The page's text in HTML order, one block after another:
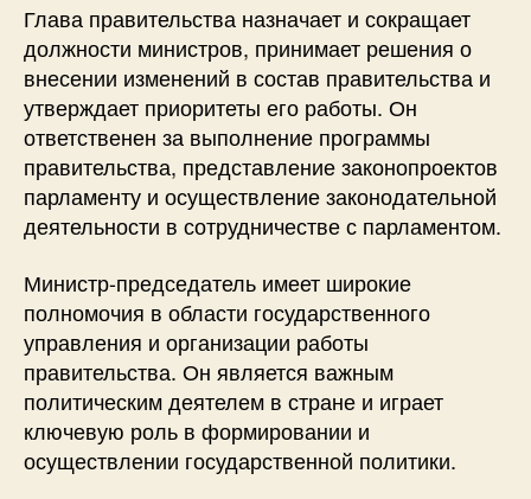
Глава правительства назначает и сокращает
должности министров, принимает решения о
внесении изменений в состав правительства и
утверждает приоритеты его работы. Он
ответственен за выполнение программы
правительства, представление законопроектов
парламенту и осуществление законодательной
деятельности в сотрудничестве с парламентом.
Министр-председатель имеет широкие
полномочия в области государственного
управления и организации работы
правительства. Он является важным
политическим деятелем в стране и играет
ключевую роль в формировании и
осуществлении государственной политики.